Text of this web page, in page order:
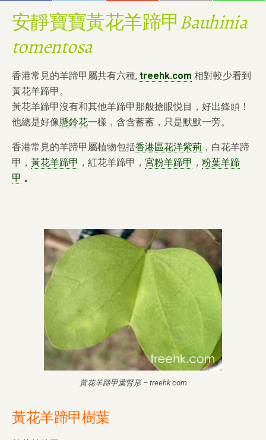
安靜寶寶黃花羊蹄甲Bauhinia
tomentosa
香港常見的羊蹄甲屬共有六種, treehk.com 相對較少看到
黃花羊蹄甲。
黃花羊蹄甲沒有和其他羊蹄甲那般搶眼悦目，好出鋒頭！
他總是好像懸鈴花一樣，含含蓄蓄，只是默默一旁。
香港常見的羊蹄甲屬植物包括香港區花洋紫荊 ，白花羊蹄
甲， 黃花羊蹄甲 ，紅花羊蹄甲， 宮粉羊蹄甲 ， 粉葉羊蹄
甲 。
黃花羊蹄甲葉腎形 – treehk.com
黃花羊蹄甲樹葉